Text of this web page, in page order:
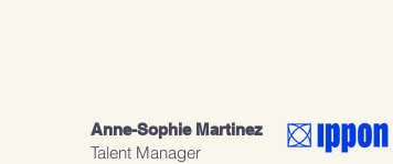
Anne-Sophie Martinez
Talent Manager